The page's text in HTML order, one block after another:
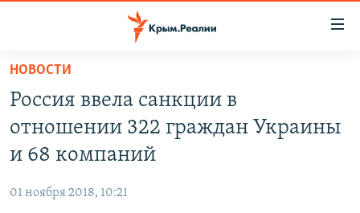
Вернуться
основному
содержанию
Вернутся
главной
навигации11 ЛЕТ ОККУПАЦИИ КРЫМА. 11 ИСТОРИЙ СОПРОТИВЛЕНИЯ
ВОДА
ЕЩЕ
НОВОСТИ
Россия ввела санкции в
отношении 322 граждан Украины
и 68 компаний
01 ноября 2018, 10:21